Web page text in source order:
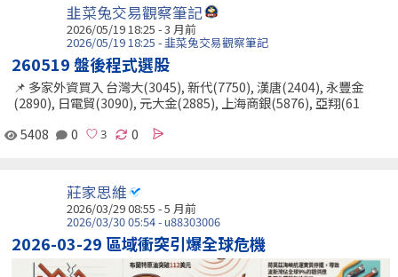
韭菜兔交易觀察筆記
2026/05/19 18:25 - 3 月前
2026/05/19 18:25 - 韭菜兔交易觀察筆記
260519 盤後程式選股
📌 多家外資買入 台灣大(3045), 新代(7750), 漢唐(2404), 永豐金
(2890), 日電貿(3090), 元大金(2885), 上海商銀(5876), 亞翔(61
5408
0 0
莊家思維
2026/03/29 08:55 - 5 月前
2026/03/30 05:54 - u88303006
2026-03-29 區域衝突引爆全球危機